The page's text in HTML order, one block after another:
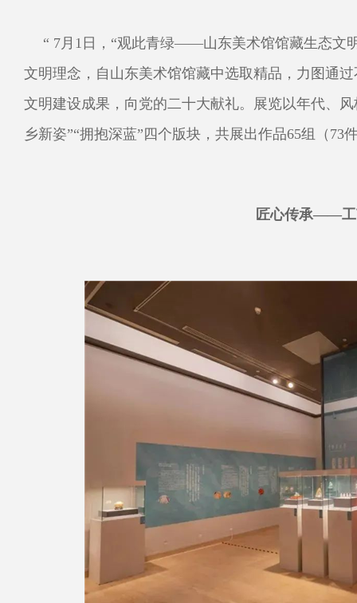
“ 7月1日，“观此青绿——山东美术馆馆藏生态文
文明理念，自山东美术馆馆藏中选取精品，力图通
文明建设成果，向党的二十大献礼。展览以年代、
乡新姿”“拥抱深蓝”四个版块，共展出作品65组（73
匠心传承——工